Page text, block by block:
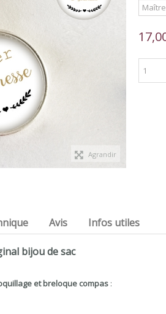
Agrandir
Avis Infos utiles
bijou de sac
et breloque compas :